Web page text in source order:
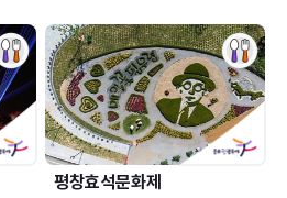
평창효석문화제